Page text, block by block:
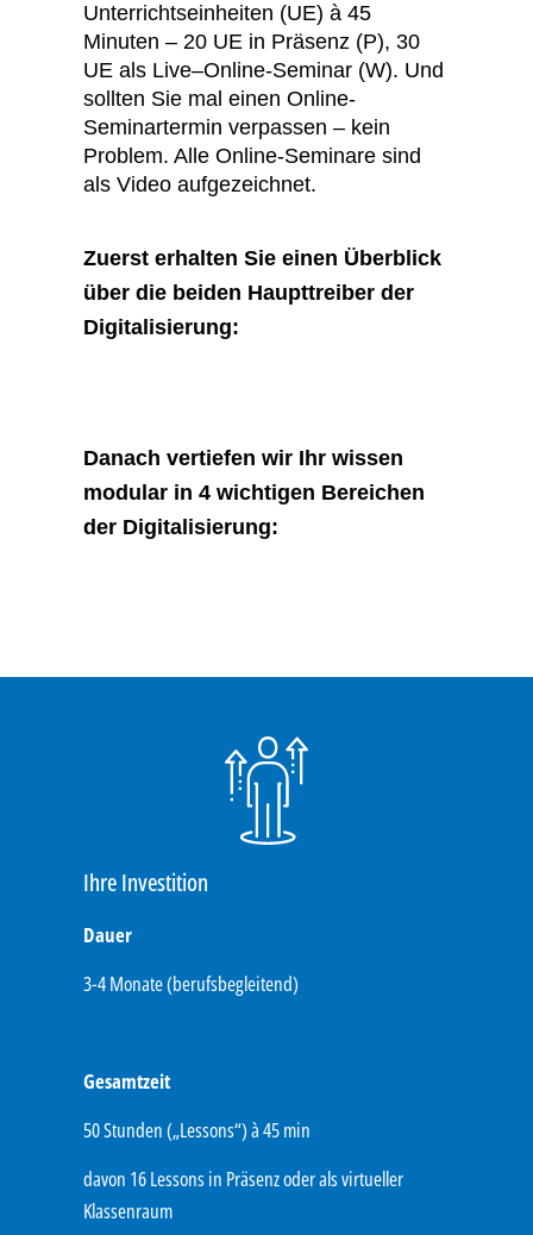
Unterrichtseinheiten (UE) à 45
Minuten – 20 UE in Präsenz (P), 30
UE als Live–Online-Seminar (W). Und
sollten Sie mal einen Online-
Seminartermin verpassen – kein
Problem. Alle Online-Seminare sind
als Video aufgezeichnet.
Zuerst erhalten Sie einen Überblick
über die beiden Haupttreiber der
Digitalisierung:
Danach vertiefen wir Ihr wissen
modular in 4 wichtigen Bereichen
der Digitalisierung:
Ihre Investition
Dauer
3-4 Monate (berufsbegleitend)
Gesamtzeit
50 Stunden („Lessons“) à 45 min
davon 16 Lessons in Präsenz oder als virtueller
Klassenraum